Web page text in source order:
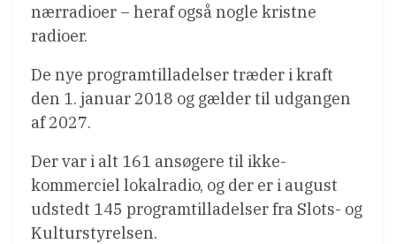
nærradioer – heraf også nogle kristne
radioer.
De nye programtilladelser træder i kraft
den 1. januar 2018 og gælder til udgangen
af 2027.
Der var i alt 161 ansøgere til ikke-
kommerciel lokalradio, og der er i august
udstedt 145 programtilladelser fra Slots- og
Kulturstyrelsen.